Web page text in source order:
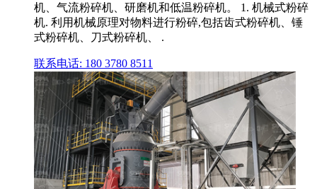
机、气流粉碎机、研磨机和低温粉碎机。 1. 机械式粉碎
机. 利用机械原理对物料进行粉碎,包括齿式粉碎机、锤
式粉碎机、刀式粉碎机、 .
联系电话: 180 3780 8511